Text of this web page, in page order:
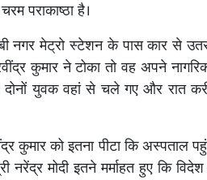
पराकाष्ठा है।
नगर मेट्रो स्टेशन के पास कार से
कुमार ने टोका तो वह अपने
युवक वहां से चले गए और रात
कुमार को इतना पीटा कि
नरेंद्र मोदी इतने मर्माहत हुए कि